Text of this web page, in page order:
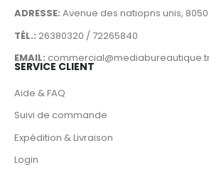
ADRESSE: Avenue des natiopns unis,
TÉL.: 26380320 / 72265840
EMAIL:
SERVICE CLIENT
Aide & FAQ
Suivi de commande
Expédition & Livraison
Login